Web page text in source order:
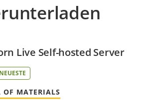
Live Self-hosted Server
NEUESTE
OF MATERIALS